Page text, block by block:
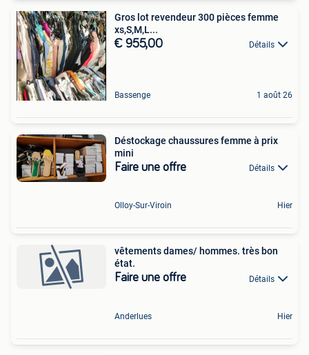
Gros lot revendeur 300 pièces femme
xs,S,M,L...
€ 955,00 Détails
Bassenge 1 août 26
Déstockage chaussures femme à prix
mini
Faire une offre Détails
Olloy-Sur-Viroin Hier
vêtements dames/ hommes. très bon
état.
Faire une offre Détails
Anderlues Hier